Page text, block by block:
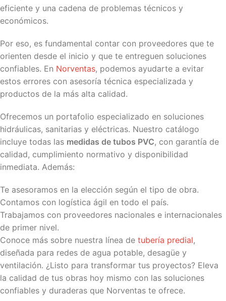
eficiente y una cadena de problemas técnicos y
económicos.
Por eso, es fundamental contar con proveedores que te
orienten desde el inicio y que te entreguen soluciones
confiables. En Norventas, podemos ayudarte a evitar
estos errores con asesoría técnica especializada y
productos de la más alta calidad.
Ofrecemos un portafolio especializado en soluciones
hidráulicas, sanitarias y eléctricas. Nuestro catálogo
incluye todas las medidas de tubos PVC, con garantía de
calidad, cumplimiento normativo y disponibilidad
inmediata. Además:
Te asesoramos en la elección según el tipo de obra.
Contamos con logística ágil en todo el país.
Trabajamos con proveedores nacionales e internacionales
de primer nivel.
Conoce más sobre nuestra línea de tubería predial,
diseñada para redes de agua potable, desagüe y
ventilación. ¿Listo para transformar tus proyectos? Eleva
la calidad de tus obras hoy mismo con las soluciones
confiables y duraderas que Norventas te ofrece.